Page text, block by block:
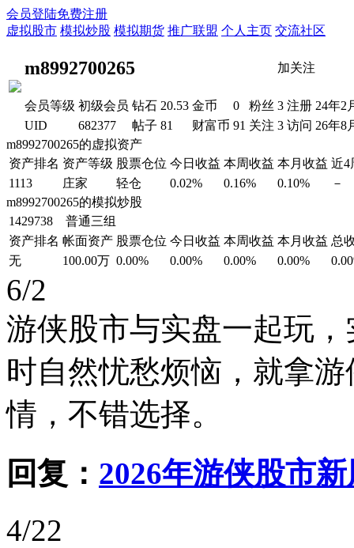
会员登陆免费注册
虚拟股市 模拟炒股 模拟期货 推广联盟 个人主页 交流社区
m8992700265 加关注
会员等级 初级会员 钻石 20.53 金币 0 粉丝 3 注册 24年2
UID
682377 帖子 81 财富币 91 关注 3 访问 26年8
m8992700265的虚拟资产
资产排名 资产等级 股票仓位 今日收益 本周收益 本月收益 近4
1113
庄家 轻仓 0.02% 0.16% 0.10%
－
m8992700265的模拟炒股
1429738 普通三组
资产排名 帐面资产 股票仓位 今日收益 本周收益 本月收益 总
无
100.00万 0.00% 0.00% 0.00% 0.00%
6/2
游侠股市与实盘一起玩
时自然忧愁烦恼，就拿
情，不错选择。
回复： 2026年游侠股市
4/22